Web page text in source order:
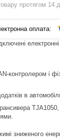
протягом 14
контролером і
в
зниженого